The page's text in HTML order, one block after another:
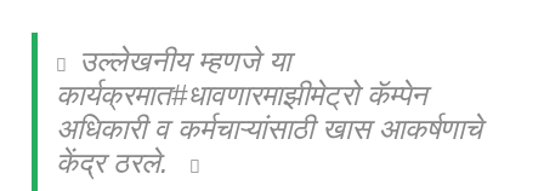
उल्लेखनीय म्हणजे या
कार्यक्रमात#धावणारमाझीमेट्रो कॅम्पेन
अधिकारी व कर्मचाऱ्यांसाठी खास आकर्षणाचे
केंद्र ठरले.